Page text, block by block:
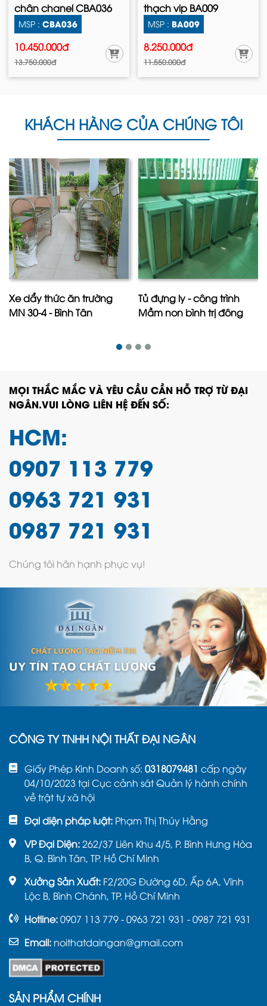
chân chanel CBA036
MSP : CBA036
10.450.000đ
13.750.000đ
thạch vip BA009
MSP : BA009
8.250.000đ
11.550.000đ
KHÁCH HÀNG CỦA CHÚNG TÔI
Xe dẩy thức ăn trường
MN 30-4 - Bình Tân
Tủ đựng ly - công trình
Mầm non bình trị đông
MỌI THẮC MẮC VÀ YÊU CẦU CẦN HỖ TRỢ TỪ ĐẠI
NGÂN.VUI LÒNG LIÊN HỆ ĐẾN SỐ:
HCM:
0907 113 779
0963 721 931
0987 721 931
Chúng tôi hân hạnh phục vụ!
CÔNG TY TNHH NỘI THẤT ĐẠI NGÂN
Giấy Phép Kinh Doanh số: 0318079481 cấp ngày
04/10/2023 tại Cục cảnh sát Quản lý hành chính
về trật tự xã hội
Đại diện pháp luật: Phạm Thị Thúy Hằng
VP Đại Diện:262/37 Liên Khu 4/5, P. Bình Hưng Hòa
B, Q. Bình Tân, TP. Hồ Chí Minh
Xưởng Sản Xuất: F2/20G Đường 6D, Ấp 6A, Vĩnh
Lộc B, Bình Chánh, TP. Hồ Chí Minh
Hotline:0907 113 779 - 0963 721 931 - 0987 721 931
Email: noithatdaingan@gmail.com
SẢN PHẨM CHÍNH